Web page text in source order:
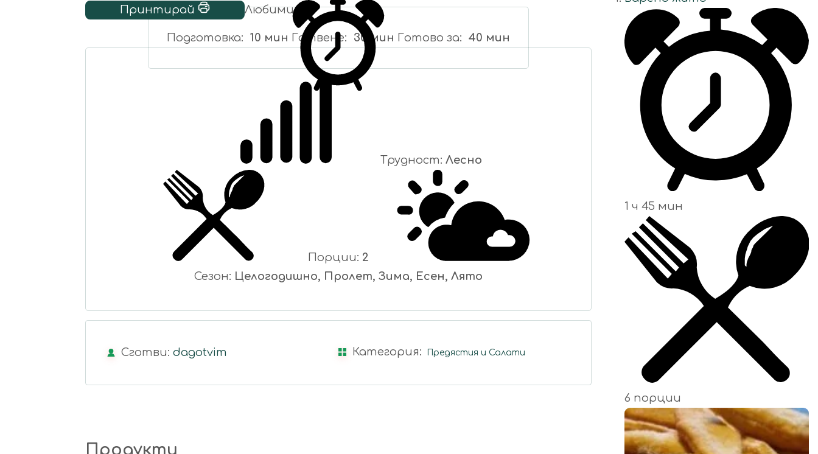
Принтирай Любими
Подготовка 10 мин Готвене 30 мин Готово за 40 мин
Трудност:Лесно
Порции: 2
Сезон: Целогодишно, Пролет, Зима, Есен, Лято
Сготви: dagotvim Категория: Предястия и Салати
Продукти
1 ч 45 мин
6 порции